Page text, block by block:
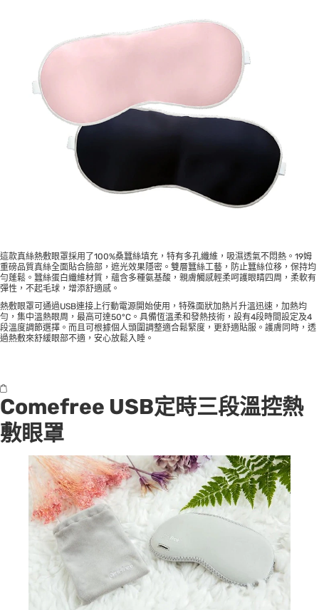
這款真絲熱敷眼罩採用了100%桑蠶絲填充，特有多孔纖維，吸濕透氣不悶熱。19姆
重磅品質真絲全面貼合臉部，遮光效果隱密。雙層蠶絲工藝，防止蠶絲位移，保持均
勻蓬鬆。蠶絲蛋白纖維材質，蘊含多種氨基酸，親膚觸感輕柔呵護眼睛四周，柔軟有
彈性，不起毛球，增添舒適感。
熱敷眼罩可通過USB連接上行動電源開始使用，特殊面狀加熱片升溫迅速，加熱均
勻，集中溫熱眼周，最高可達50°C。具備恆溫柔和發熱技術，設有4段時間設定及4
段溫度調節選擇。而且可根據個人頭圍調整適合鬆緊度，更舒適貼服。護膚同時，透
過熱敷來舒緩眼部不適，安心放鬆入睡。
Comefree USB定時三段溫控熱
敷眼罩